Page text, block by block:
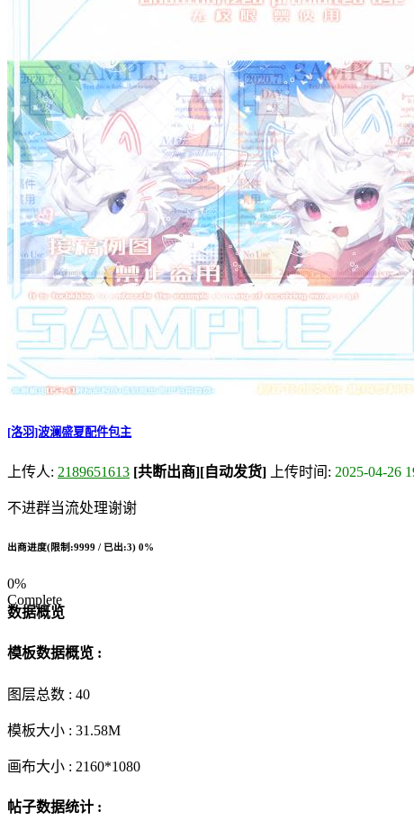
[洛羽]波澜盛夏配件包主
上传人: 2189651613 [共断出商][自动发货] 上传时间: 2025-04-26
不进群当流处理谢谢
出商进度(限制:9999 / 已出:3) 0%
0%
Complete
数据概览
模板数据概览 :
图层总数 : 40
模板大小 : 31.58M
画布大小 : 2160*1080
帖子数据统计 :